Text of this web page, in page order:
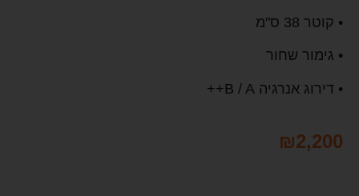
• קוטר 38 ס"מ
• גימור שחור
• דירוג אנרגיה B / A++
₪2,200